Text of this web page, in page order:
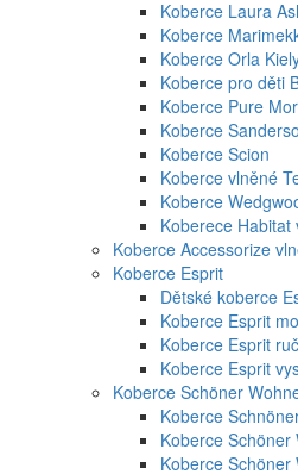
Koberce Laura
Koberce
Koberce Orla
Koberce pro děti
Koberce Pure
Koberce
Koberce Scion
Koberce vlněné
Koberce
Koberece Habitat
Koberce Accessorize
Koberce Esprit
Dětské koberce
Koberce Esprit
Koberce Esprit
Koberce Esprit
Koberce Schöner
Koberce
Koberce Schöner
Koberce Schöner